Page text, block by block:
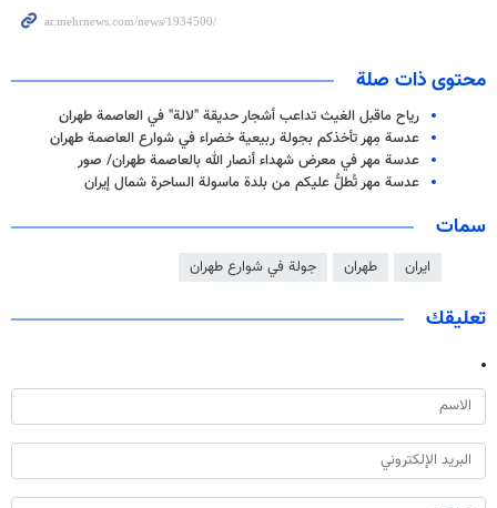
محتوى ذات صلة
رياح ماقبل الغيث تداعب أشجار حديقة "لالة" في العاصمة طهران
عدسة مِهر تأخذكم بجولة ربيعية خضراء في شوارع العاصمة طهران
عدسة مهر في معرض شهداء أنصار الله بالعاصمة طهران/ صور
عدسة مهر تُطلُّ عليكم من بلدة ماسولة الساحرة شمال إيران
سمات
ايران طهران جولة في شوارع طهران
تعليقك